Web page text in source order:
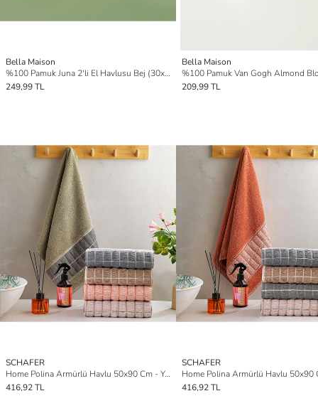
Bella Maison
%100 Pamuk Juna 2'li El Havlusu Bej (30x30 cm)
249,99 TL
Bella Maison
209,99 TL
SCHAFER
Home Polina Armürlü Havlu 50x90 Cm - Yeşil
416,92 TL
SCHAFER
416,92 TL